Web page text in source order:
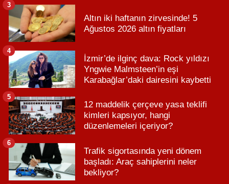
Altın iki haftanın zirvesinde! 5
Ağustos 2026 altın fiyatları
3
İzmir’de ilginç dava: Rock yıldızı
Yngwie Malmsteen’in eşi
Karabağlar’daki dairesini kaybetti
4
12 maddelik çerçeve yasa teklifi
kimleri kapsıyor, hangi
düzenlemeleri içeriyor?
5
Trafik sigortasında yeni dönem
başladı: Araç sahiplerini neler
bekliyor?
6